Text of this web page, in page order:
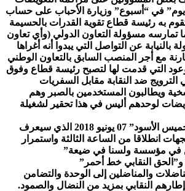
في “أسبوع” وزيارة الأحباب على حساب
به رئيسة قطاع تقوية القدرات بالحسيمة
تمارسه مسؤولة التعاون الدولي (وأي تعاون
بالنيابة عن التواصل التي يبدوا أنه أغراها
مع أجر المنصب السابق بالتعاون الوطني
التي قدمت لها لتصبح رئيسة قطاع وفوق
الترويج ضد النقابة مقابل السفريات
ويطالبون المستخدمين بالصبر وهم
لوحدهم أليس في هذا تحقير لشغيلة
الأسود” 07 يونيو 2018
الذي سيعرف
انطلاقا من الساعة الثالثة واستمرار
في مؤسسة ولسنا في ضيعة”
و” الحق النقابي خط أحمر ”
والمناضلين إلى الوحدة والتضامن
النقابي بمزيد من النضال والصمود.